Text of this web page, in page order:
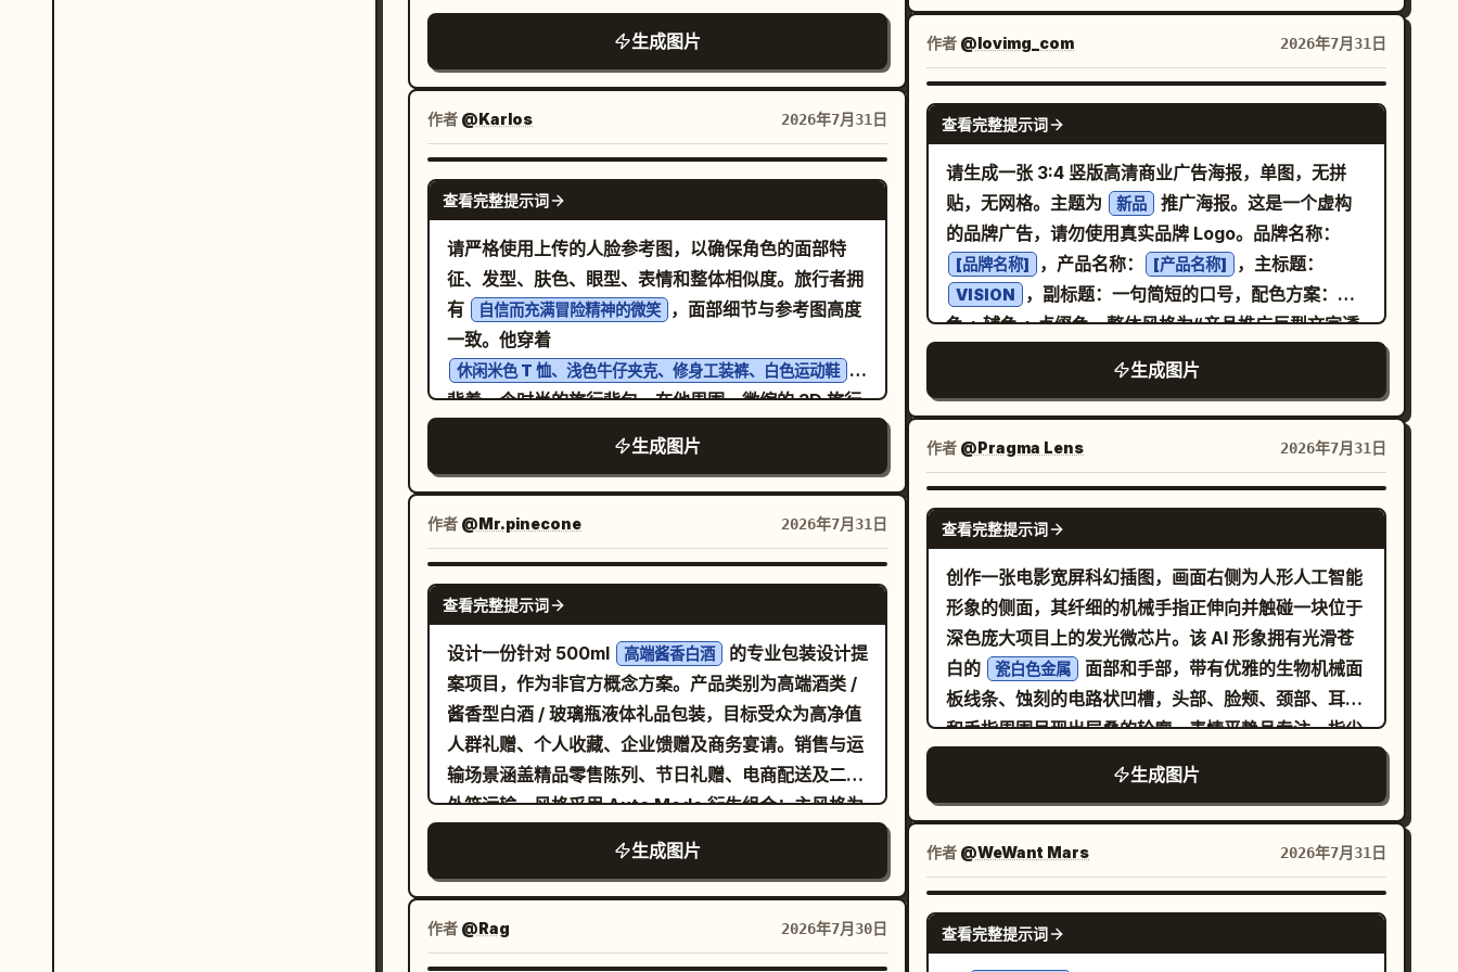
子、一只松鼠、一只小鹿、一只刺猬和一只小鸟。彩虹
Happy Ending”，副标题：“The dragon laughs
with joy as a tiny rainbow flame dances above
its nose. Everyone celebrates!” 图像：幼龙开心地
张嘴大笑的特写，眼睛闪闪发光，鼻尖上方盘旋着一簇
小小的彩虹火焰，背景中模糊的森林动物们正在欢呼。
视觉风格：电影级 3D 动画，皮克斯风格的可爱角色魅
力，细腻的鳞片与柔软的皮肤质感，温暖的橙金色光
影，魔法彩虹光效，体积光，焦外成像，表情丰富，高
制作水准，适合家庭观看的基调。 文本限制：所有标题
必须保持为英文原样。在每个黑色标题栏中使用居中的
简洁白色无衬线字体。保持清晰易读。请勿添加额外的
分镜格、Logo、水印、UI 元素或无关文本。
光芒。让底部单元占据前景，中间单元位于中心，顶部
单元在远处显得较小。 文字内容：在地面上以紧凑的未
来派 HUD 字体清晰渲染三个标签：“UNIT 03
SHADOW”为蓝色，“UNIT 02 BULLDOG”为橙色，
“UNIT 01 RAIJIN”为红白相间。可选自定义：单元名
称可为
UNIT 03 SHADOW, UNIT 02 BULLDOG, UNIT 01
RAIJIN
。 视觉风格：超精细硬表面机甲设计，电影级日本机器
人动画灵感，照片级 CGI 渲染，清晰的面板线条、微型
贴花、金属斜角、外露活塞、武器挂架、发光蓝色
LED、体积光、干净的未来工业环境、高对比度但明亮
的白色机库照明。使用 4:5 竖构图，对称布局，全景清
晰对焦，无人物，无遮挡单元的烟雾，除上述三台单元
面部特征、发型、肤色、身体比例、服装、鞋子以及整
体身份。请勿重新设计面部或更改服装。 主要角色 创
建一个高级 Pixar 风格的 3D Q 版人物，让其舒适地坐
在巨大的 3D 柔和色调字母上方，字母拼写为“
GOOD MORNING ”。角色应面带温暖的微笑，并保
持“
relaxed pose while holding a ceramic coffee
mug
”。马克杯应保持简洁，无可见文字或 Logo。 迷你角
色 在主要角色周围环绕多个可爱的人物迷你版，每个迷
你角色都在“
performing a different cheerful morning
activity: pouring coffee, holding an
encouraging sign, enjoying a coffee, reading a
book, watering a small plant, hugging a pink
heart, serving a cupcake, and raising a
motivational chalkboard
持相同且可辨识的面部特征。 装饰 包含可爱的咖啡
杯、拉花、小植物、郁金香、一只橘色小猫、带有积极
信息的木制标牌、柔软的心形图案、精致的涂鸦以及温
馨的装饰元素。保持场景平衡、整洁且不杂乱。 光影与
风格 柔和的自然摄影棚光效。温暖的柔和色调配色。高
级 Pixar 风格 3D 角色设计。富有表现力的面部。高质
量纹理。温馨的早晨氛围。极简而充满活力的构图。奢
华动画电影美学。超细节 8K 渲染。 负面提示词 避免
低质量、模糊细节、面部扭曲、身份改变、服装更改、
肢体多余、主要角色重复、解剖结构错误、塑料质感、
构图杂乱、光线昏暗、阴影生硬、Logo、水印、文本
伪影或不真实的 3D 渲染。
生成图片
作者 @Karlos 2026年7月31日
GPT IMAGE 2
查看完整提示词
请严格使用上传的人脸参考图，以确保角色的面部特
征、发型、肤色、眼型、表情和整体相似度。旅行者拥
有
自信而充满冒险精神的微笑
，面部细节与参考图高度
一致。他穿着
休闲米色 T 恤、浅色牛仔夹克、修身工装裤、白色运动鞋 ，
背着一个时尚的旅行背包。在他周围，微缩的 3D 旅行
元素从笔记本中浮现，包括
山、棕榈树、复古飞机、旅行路标以及漂浮的护照印
章，营造出一种奇幻的旅程效果。草图线条逐渐融入逼
真的纹理，实现从绘画到现实的完美过渡。温暖的黄金
时刻阳光照亮了木质桌面，投下柔和的电影级阴影，增
强了深度感和真实感。照片级真实的笔记本纹理、浅景
深、超精细混合媒介艺术、创意视觉错觉、电影级构
图、旅行灵感氛围、杰作级质量、超写实渲染、非凡细
节、8K 分辨率、专业概念艺术、从草图到现实的无缝
转换。比例 4:5
生成图片
作者 @Mr.pinecone 2026年7月31日
GPT IMAGE 2
查看完整提示词
设计一份针对 500ml 高端酱香白酒
的专业包装设计提
案项目，作为非官方概念方案。产品类别为高端酒类 /
酱香型白酒 / 玻璃瓶液体礼品包装，目标受众为高净值
人群礼赠、个人收藏、企业馈赠及商务宴请。销售与运
输场景涵盖精品零售陈列、节日礼赠、电商配送及二级
外箱运输。风格采用 Auto Mode 衍生组合：主风格为
“古法非遗”，辅以现代国际化的信息层级与模块化秩
序，强调酿造工艺、陈年窖藏、产地文化及现代高端品
牌表达，避免陈词滥调的黑金、红金、宫廷堆砌及过度
传统的符号化。整体视觉以“古法工艺的当代表达”为核
心概念：采用克制的奢华色调，包含
生成图片
作者 @Rag 2026年7月30日
染，超写实纹理，生动的面部特征，鲜艳的暖色调，奢
华海报设计，完美的构图，清晰对焦，杂志封面美学，
社交媒体优化，极具分享价值，情感治愈，杰作，获奖
艺术品，8K 超高清，极致细节，3:4 竖屏比例。
作者 @lovimg_com 2026年7月31日
GPT IMAGE 2
查看完整提示词
请生成一张 3:4 竖版高清商业广告海报，单图，无拼
贴，无网格。主题为
新品
推广海报。这是一个虚构
的品牌广告，请勿使用真实品牌 Logo。品牌名称：
[品牌名称] ，产品名称： [产品名称] ，主标题：
VISION
，副标题：一句简短的口号，配色方案：主
色 + 辅色 + 点缀色。整体风格为“产品推广巨型文字透
视海报”。画面应呈现出正式的品牌广告视觉效果，具
有商业感、强烈的排版设计、青春活力、新品发布氛围
及视觉冲击力。[核心视觉] 主体为产品，必须清晰、精
致，如同广告中的主角产品。根据产品类型添加合适的
人物或使用场景（例如：手机模特、跑步者、骑行者、
滑板手、运动员、户外玩家）。人物动作应自然，且产
品与人物之间必须存在真实的物理空间关系。[巨型文
字透视] 主标题必须作为核心视觉骨架，使用超大号粗
体无衬线字体，占据主要空间。文字不应仅仅是标题，
而应成为场景的物理结构（例如：背景墙、地面轨道、
道路、坡道、运动轨迹或未来感装置）。人物和产品必
须置于这些巨型文字空间内，形成真实的景深、遮挡、
接触阴影和透视关系。[正式海报信息系统] 画面需要完
整的品牌广告信息层级。顶部：添加品牌名称及小字
“NEW RELEASE / PRODUCT CAMPAIGN”。侧边：
添加垂直小字、系列编号、产品编号或活动 ID。产品附
近：添加 3-5 个功能标签。底部：正式的广告信息栏，
包含产品名称、口号、发布日期、参数、制作人员名
单、细线分割符及装饰性条形码。排版应精致并符合品
牌规范。[视觉质感] 锐利、商业摄影品质、真实的材
生成图片
作者 @Pragma Lens 2026年7月31日
GPT IMAGE 2
查看完整提示词
创作一张电影宽屏科幻插图，画面右侧为人形人工智能
形象的侧面，其纤细的机械手指正伸向并触碰一块位于
深色庞大项目上的发光微芯片。该 AI 形象拥有光滑苍
白的
瓷白色金属
面部和手部，带有优雅的生物机械面
板线条、蚀刻的电路状凹槽，头部、脸颊、颈部、耳朵
和手指周围呈现出层叠的轮廓，表情平静且专注。指尖
与中央处理器接触，产生明亮温暖的
小的镜头光晕。背景是填满画面左侧和中央的密集主板
景观，中心偏左处有一块方形微芯片，无数铜质线路向
外辐射，布满微小组件，许多红橙色 LED 点散布在项
目上，如同神经网络一般。采用深青色、黑色和枪灰色
调，辅以温暖的火花和光效，具备高细节 3D 渲染质
量、浅景深、来自芯片的戏剧性侧光、微妙的体积雾气
生成图片
作者 @WeWant Mars 2026年7月31日
NANO BANANA PRO
查看完整提示词